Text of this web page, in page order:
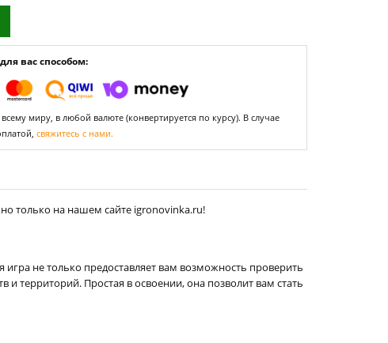
вас способом:
миру, в любой валюте (конвертируется по курсу). В случае
свяжитесь с нами.
только на нашем сайте igronovinka.ru!
не только предоставляет вам возможность проверить
территорий. Простая в освоении, она позволит вам стать